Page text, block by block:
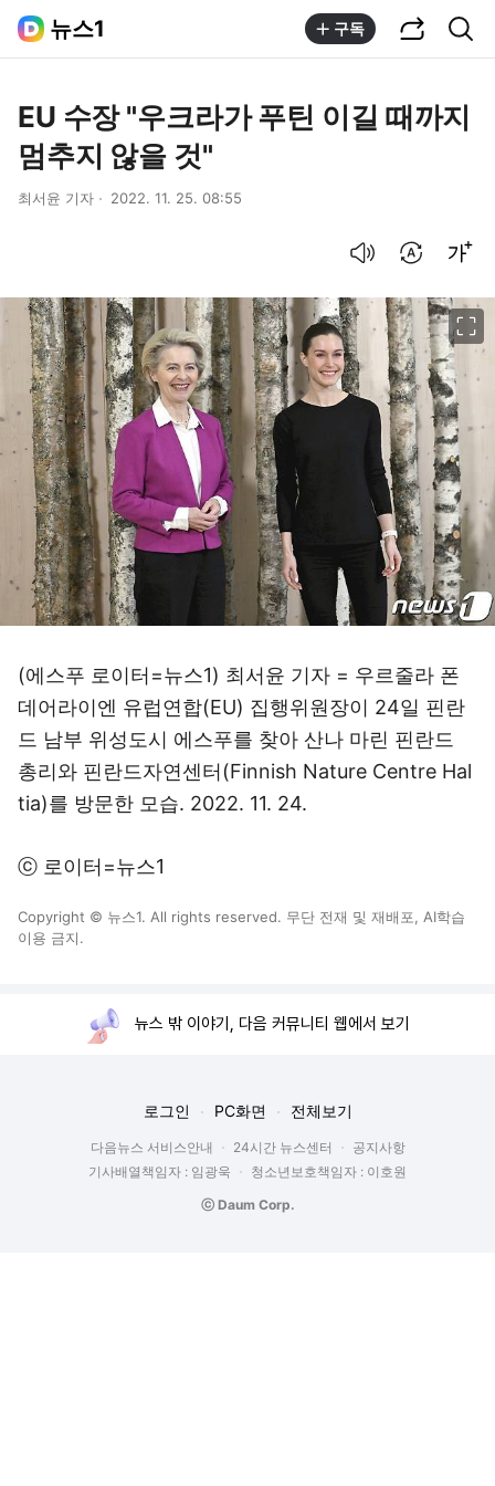
뉴스1 구독
EU 수장 "우크라가 푸틴 이길 때까지
멈추지 않을 것"
최서윤 기자 2022. 11. 25. 08:55
(에스푸 로이터=뉴스1) 최서윤 기자 = 우르줄라 폰
데어라이엔 유럽연합(EU) 집행위원장이 24일 핀란
드 남부 위성도시 에스푸를 찾아 산나 마린 핀란드
총리와 핀란드자연센터(Finnish Nature Centre Hal
tia)를 방문한 모습. 2022. 11. 24.
ⓒ 로이터=뉴스1
Copyright © 뉴스1. All rights reserved. 무단 전재 및 재배포, AI학습
이용 금지.
뉴스 밖 이야기, 다음 커뮤니티 웹에서 보기
로그인 PC화면 전체보기
다음뉴스 서비스안내 24시간 뉴스센터
공지사항
기사배열책임자 : 임광욱
청소년보호책임자 : 이호원
ⓒ Daum Corp.